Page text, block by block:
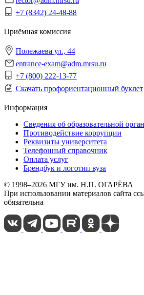
+7 (8342) 24-48-88
Приёмная комиссия
Полежаева ул., 44
entrance-exam@adm.mrsu.ru
+7 (800) 222-13-77
Скачать профориентационный буклет
Информация
Сведения об образовательной
Противодействие коррупции
Реквизиты университета
Телефонный справочник
Оплата услуг
Брендбук и логотип вуза
© 1998–2026 МГУ им. Н.П. ОГАРЁВА
При использовании материалов сайта
обязательна